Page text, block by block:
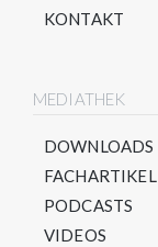
KONTAKT
MEDIATHEK
DOWNLOADS
FACHARTIKEL
PODCASTS
VIDEOS